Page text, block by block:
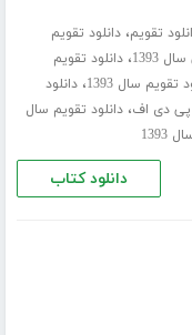
تقویم،دانلود تقویم
1393 ،دانلود تقویم
تقویم سال 1393 ،دانلود
،دانلود تقویم سال
دانلود کتاب